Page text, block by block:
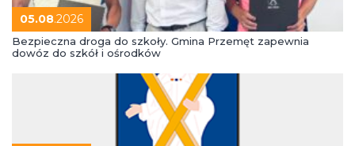
05.08.2026
Bezpieczna droga do szkoły. Gmina Przemęt zapewnia
dowóz do szkół i ośrodków